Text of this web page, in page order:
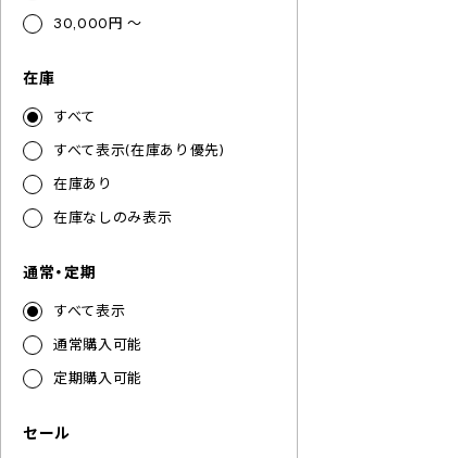
30,000円 ～
在庫
すべて
すべて表示(在庫あり優先)
在庫あり
在庫なしのみ表示
通常・定期
すべて表示
通常購入可能
定期購入可能
セール